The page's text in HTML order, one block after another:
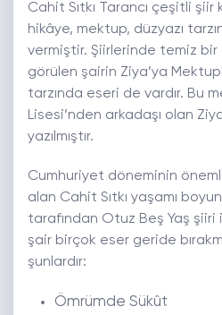
Cahit Sıtkı Tarancı çeşitli şiir
hikâye, mektup, düzyazı
vermiştir. Şiirlerinde temiz bir
görülen şairin Ziya’ya
tarzında eseri de vardır. Bu
Lisesi’nden arkadaşı olan
yazılmıştır.
Cumhuriyet döneminin
alan Cahit Sıtkı yaşamı
tarafından Otuz Beş Yaş şiiri
şair birçok eser geride
şunlardır:
Ömrümde Sükût